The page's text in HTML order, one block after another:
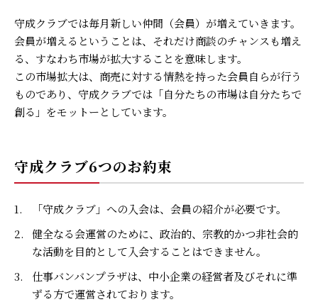
守成クラブでは毎月新しい仲間（会員）が増えていきます。
会員が増えるということは、それだけ商談のチャンスも増え
る、すなわち市場が拡大することを意味します。
この市場拡大は、商売に対する情熱を持った会員自らが行う
ものであり、守成クラブでは「自分たちの市場は自分たちで
創る」をモットーとしています。
守成クラブ6つのお約束
1.
「守成クラブ」への入会は、会員の紹介が必要です。
2.
健全なる会運営のために、政治的、宗教的かつ非社会的
な活動を目的として入会することはできません。
3.
仕事バンバンプラザは、中小企業の経営者及びそれに準
ずる方で運営されております。